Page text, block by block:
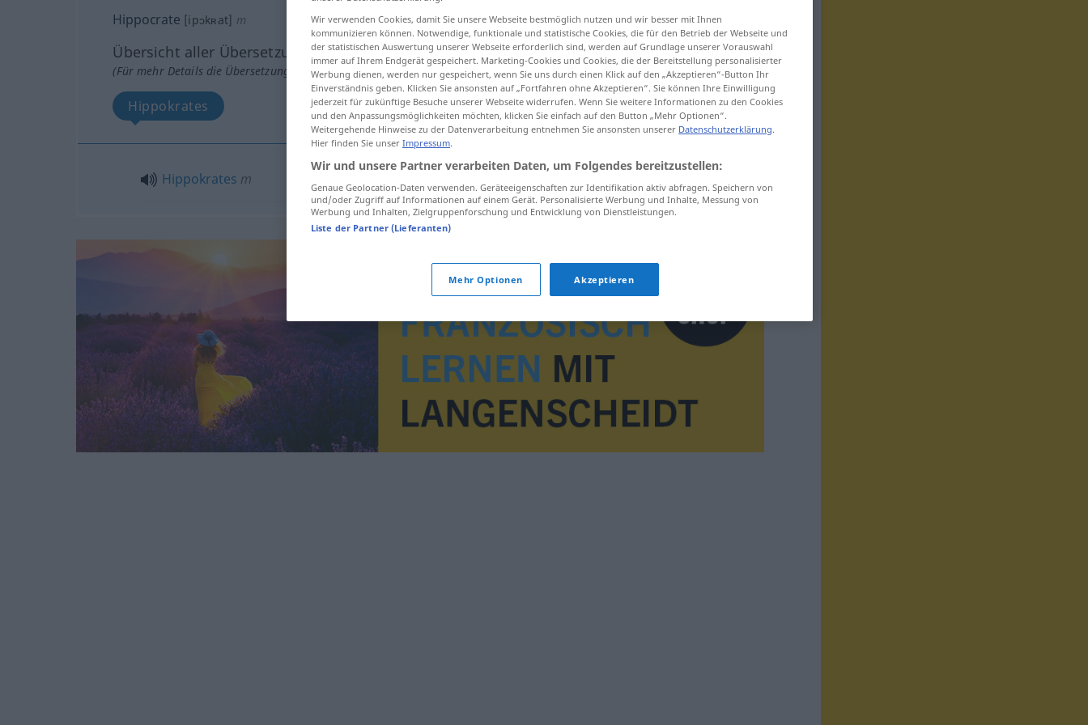
Hippocrate [ipɔkʀat] m
Übersicht aller Übersetzungen
(Für mehr Details die Übersetzung anklicken/antippen)
Hippokrates
Hippokrates m
Wir verwenden Cookies, damit Sie unsere Webseite bestmöglich nutzen und wir besser mit Ihnen
kommunizieren können. Notwendige, funktionale und statistische Cookies, die für den Betrieb der Webseite und
der statistischen Auswertung unserer Webseite erforderlich sind, werden auf Grundlage unserer Vorauswahl
immer auf Ihrem Endgerät gespeichert. Marketing-Cookies und Cookies, die der Bereitstellung personalisierter
Werbung dienen, werden nur gespeichert, wenn Sie uns durch einen Klick auf den „Akzeptieren“-Button Ihr
Einverständnis geben. Klicken Sie ansonsten auf „Fortfahren ohne Akzeptieren“. Sie können Ihre Einwilligung
jederzeit für zukünftige Besuche unserer Webseite widerrufen. Wenn Sie weitere Informationen zu den Cookies
und den Anpassungsmöglichkeiten möchten, klicken Sie einfach auf den Button „Mehr Optionen“.
Weitergehende Hinweise zu der Datenverarbeitung entnehmen Sie ansonsten unserer Datenschutzerklärung.
Hier finden Sie unser Impressum.
Wir und unsere Partner verarbeiten Daten, um Folgendes bereitzustellen:
Genaue Geolocation-Daten verwenden. Geräteeigenschaften zur Identifikation aktiv abfragen. Speichern von
und/oder Zugriff auf Informationen auf einem Gerät. Personalisierte Werbung und Inhalte, Messung von
Werbung und Inhalten, Zielgruppenforschung und Entwicklung von Dienstleistungen.
Liste der Partner (Lieferanten)
Mehr Optionen Akzeptieren